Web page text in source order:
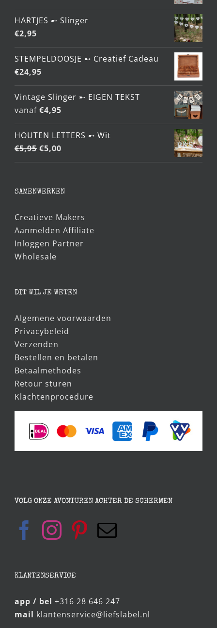
HARTJES ➸ Slinger
€2,95
STEMPELDOOSJE ➸ Creatief Cadeau
€24,95
Vintage Slinger ➸ EIGEN TEKST
vanaf €4,95
HOUTEN LETTERS ➸ Wit
€5,95 Oorspronkelijke
prijs
€5,95.
€5,00
prijs
€5,00.
SAMENWERKEN
Creatieve Makers
Aanmelden Affiliate
Inloggen Partner
Wholesale
DIT WIL JE WETEN
Algemene voorwaarden
Privacybeleid
Verzenden
Bestellen en betalen
Betaalmethodes
Retour sturen
Klachtenprocedure
VOLG ONZE AVONTUREN ACHTER DE SCHERMEN
KLANTENSERVICE
app / bel +316 28 646 247
mail klantenservice@liefslabel.nl